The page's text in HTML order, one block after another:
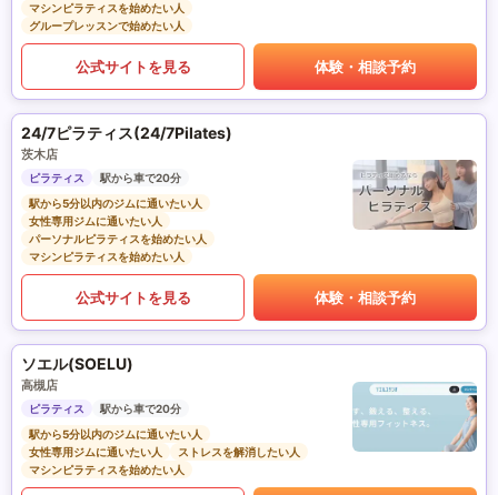
マシンピラティスを始めたい人
グループレッスンで始めたい人
公式サイトを見る 体験・相談予約
24/7ピラティス(24/7Pilates)
茨木店
ピラティス
駅から車で20分
駅から5分以内のジムに通いたい人
女性専用ジムに通いたい人
パーソナルピラティスを始めたい人
マシンピラティスを始めたい人
公式サイトを見る 体験・相談予約
ソエル(SOELU)
高槻店
ピラティス
駅から車で20分
駅から5分以内のジムに通いたい人
女性専用ジムに通いたい人
ストレスを解消したい人
マシンピラティスを始めたい人